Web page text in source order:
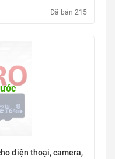
Đã bán 215
điện thoại, camera,